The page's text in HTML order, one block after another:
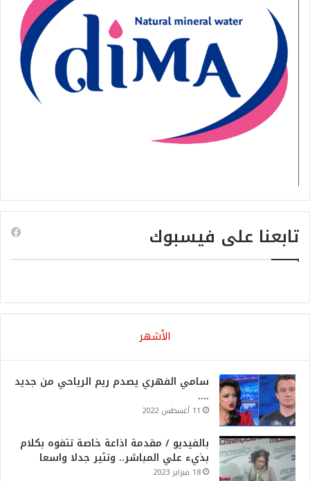
تابعنا على فيسبوك
الأشهر
سامي الفهري يصدم ريم الرياحي من جديد
….
11 أغسطس 2022
بالفيديو / مقدمة اذاعة خاصة تتفوه بكلام
بذيء علي المباشر.. وتثير جدلا واسعا
18 فبراير 2023